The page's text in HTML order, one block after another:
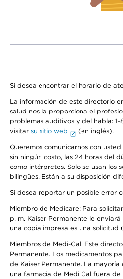
Si desea encontrar el horario de
La información de este directorio
salud nos la proporciona el
problemas auditivos y del habla:
visitar su sitio web (en inglés).
Queremos comunicarnos con
sin ningún costo, las 24 horas del
como intérpretes. Solo se usan
bilingües. Están a su disposición
Si desea reportar un posible error
Miembro de Medicare: Para
p. m. Kaiser Permanente le
una copia impresa es una solicitud
Miembros de Medi-Cal: Este
Permanente. Los medicamentos
de Kaiser Permanente. La
una farmacia de Medi Cal fuera de